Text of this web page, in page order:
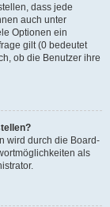
dass jede
auch unter
Optionen ein
gilt (0 bedeutet
ob die Benutzer ihre
wird durch die Board-
als